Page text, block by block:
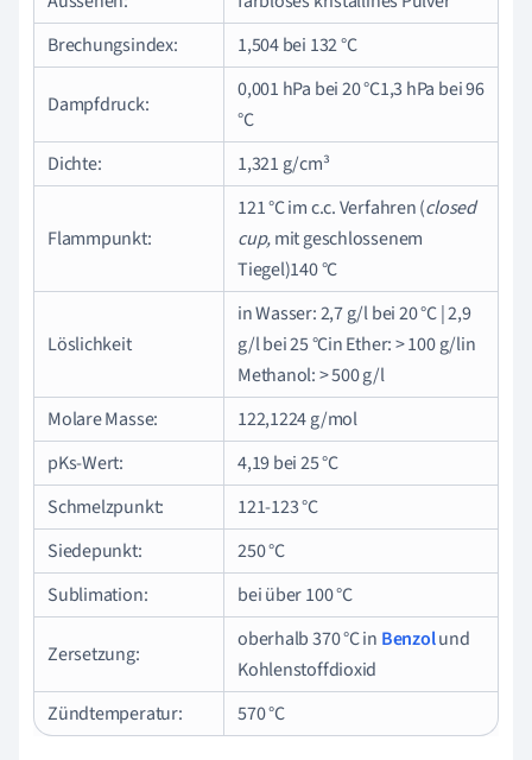
Brechungsindex:
1,504 bei 132 °C
Dampfdruck:
0,001 hPa bei 20 °C1,3 hPa bei 96
°C
Dichte:
1,321 g/cm³
Flammpunkt:
121 °C im c.c. Verfahren (closed
cup,mit geschlossenem
Tiegel)140 °C
Löslichkeit
in Wasser: 2,7 g/l bei 20 °C | 2,9
g/l bei 25 °Cin Ether: > 100 g/lin
Methanol: > 500 g/l
Molare Masse:
122,1224 g/mol
pKs-Wert:
4,19 bei 25 °C
Schmelzpunkt:
121-123 °C
Siedepunkt:
250 °C
Sublimation:
bei über 100 °C
Zersetzung:
oberhalb 370 °C in Benzolund
Kohlenstoffdioxid
Zündtemperatur:
570 °C